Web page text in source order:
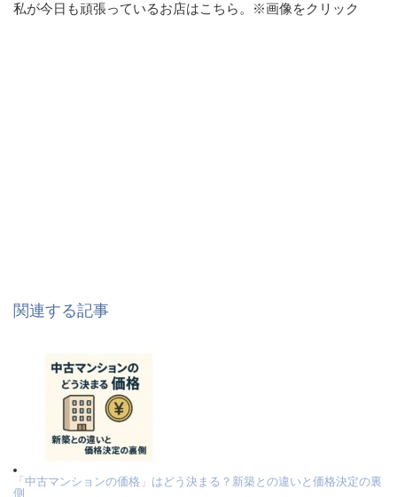
私が今日も頑張っているお店はこちら。※画像をクリック
関連する記事
「中古マンションの価格」はどう決まる？新築との違いと価格決定の裏
側